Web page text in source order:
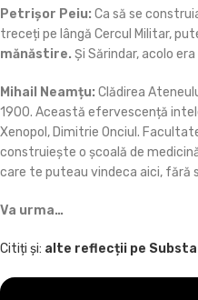
Petrișor Peiu: Ca să se
treceți pe lângă Cercul Militar,
mănăstire. Și Sărindar, acolo
Mihail Neamțu: Clădirea
1900. Această efervescență
Xenopol, Dimitrie Onciul.
construiește o școală de
care te puteau vindeca aici, fără
Va urma…
Citiți și: alte reflecții pe